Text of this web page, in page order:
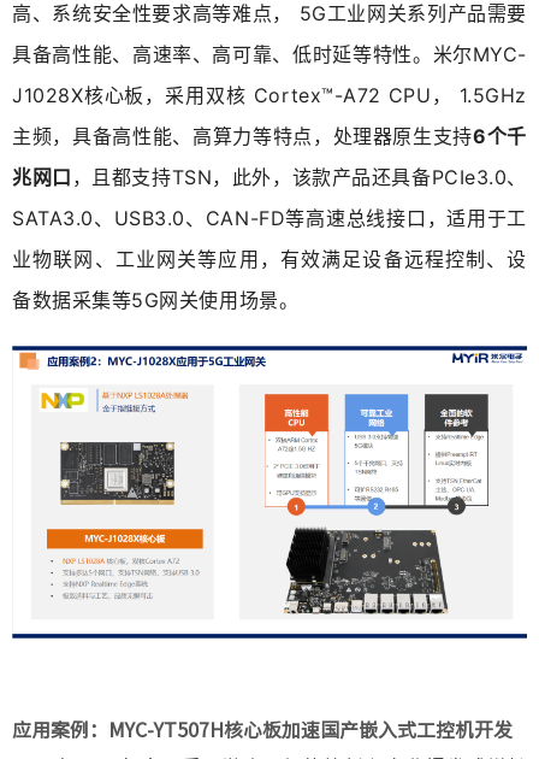
高、系统安全性要求高等难点， 5G工业网关系列产品需要
具备高性能、高速率、高可靠、低时延等特性。米尔MYC-
J1028X核心板，采用双核 Cortex™-A72 CPU， 1.5GHz
主频，具备高性能、高算力等特点，处理器原生支持6个千
兆网口 ，且都支持TSN，此外，该款产品还具备PCIe3.0、
SATA3.0、USB3.0、CAN-FD等高速总线接口，适用于工
业物联网、工业网关等应用， 有效满足设备远程控制、设
备数据采集等5G网关使用场景。
应用案例：MYC-YT507H核心板加速国产嵌入式工控机开发